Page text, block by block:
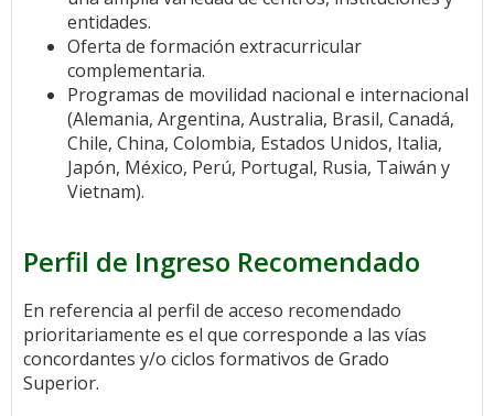
entidades.
Oferta de formación extracurricular
complementaria.
Programas de movilidad nacional e internacional
(Alemania, Argentina, Australia, Brasil, Canadá,
Chile, China, Colombia, Estados Unidos, Italia,
Japón, México, Perú, Portugal, Rusia, Taiwán y
Vietnam).
Perfil de Ingreso Recomendado
En referencia al perfil de acceso recomendado
prioritariamente es el que corresponde a las vías
concordantes y/o ciclos formativos de Grado
Superior.